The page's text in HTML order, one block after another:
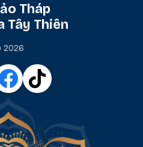
Tháp
Tây Thiên